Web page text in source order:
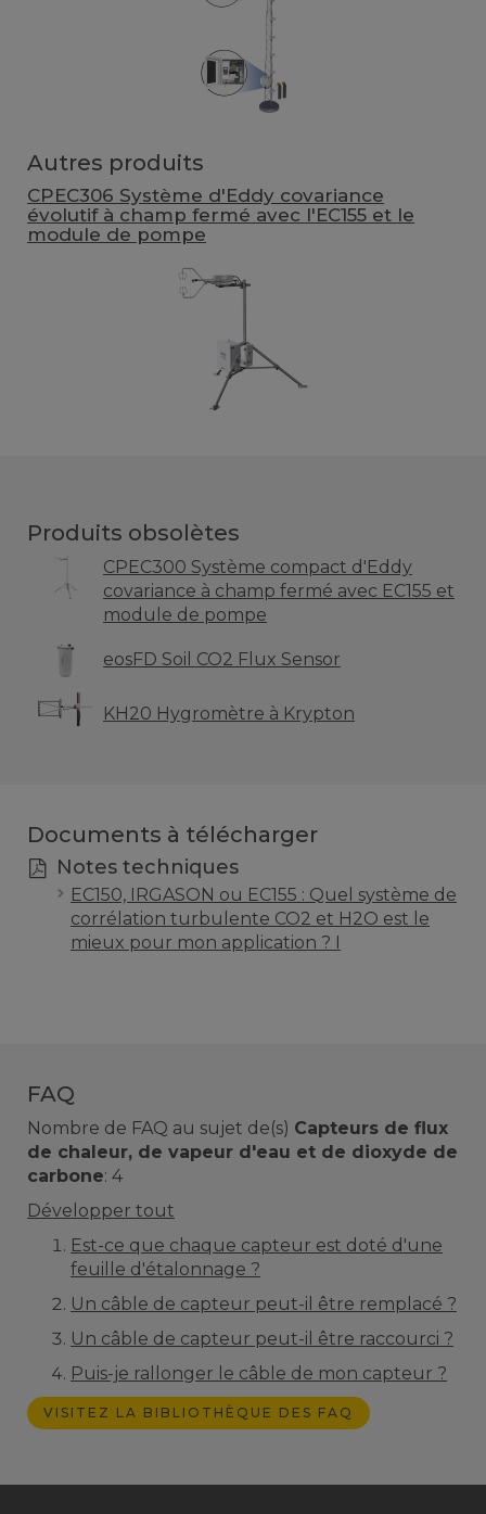
Autres produits
CPEC306 Système d'Eddy covariance
évolutif à champ fermé avec l'EC155 et le
module de pompe
Produits obsolètes
CPEC300 Système compact d'Eddy
covariance à champ fermé avec EC155 et
module de pompe
eosFD Soil CO2 Flux Sensor
KH20 Hygromètre à Krypton
Documents à télécharger
Notes techniques
EC150, IRGASON ou EC155 : Quel système de
corrélation turbulente CO2 et H2O est le
mieux pour mon application ? I
FAQ
Nombre de FAQ au sujet de(s) Capteurs de flux
de chaleur, de vapeur d'eau et de dioxyde de
carbone: 4
Développer tout
Est-ce que chaque capteur est doté d'une
feuille d'étalonnage ?
Un câble de capteur peut-il être remplacé ?
Un câble de capteur peut-il être raccourci ?
Puis-je rallonger le câble de mon capteur ?
VISITEZ LA BIBLIOTHÈQUE DES FAQ